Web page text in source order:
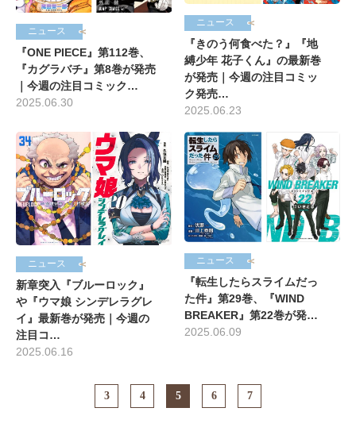
ニュース
『ONE PIECE』第112巻、
『カグラバチ』第8巻が発売
｜今週の注目コミック…
2025.06.30
ニュース
『きのう何食べた？』『地
縛少年 花子くん』の最新巻
が発売｜今週の注目コミッ
ク発売…
2025.06.23
ニュース
新章突入『ブルーロック』
や『ウマ娘 シンデレラグレ
イ』最新巻が発売｜今週の
注目コ…
2025.06.16
ニュース
『転生したらスライムだっ
た件』第29巻、『WIND
BREAKER』第22巻が発…
2025.06.09
3 4 5 6 7